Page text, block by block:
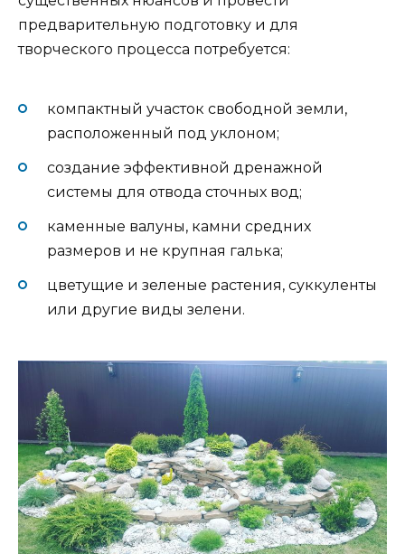
предварительную подготовку и для
творческого процесса потребуется:
компактный участок свободной земли,
расположенный под уклоном;
создание эффективной дренажной
системы для отвода сточных вод;
каменные валуны, камни средних
размеров и не крупная галька;
цветущие и зеленые растения, суккуленты
или другие виды зелени.